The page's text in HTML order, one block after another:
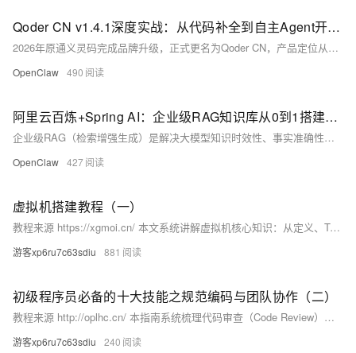
Qoder CN v1.4.1深度实战：从代码补全到自主Agent开发完整进阶指南
2026年原通义灵码完成品牌升级，正式更名为Qoder CN，产品定位从基础代码补全工具升级为全栈Agentic智能编程平台，当前稳定版本为v1.4.1。区别于传统对话式编码助手，Qoder CN构建三层分层能力体系，依托Quest自主任务、多文件Agent编辑、Repo项目知识库三大核心差异化功能，可独立完成需求拆解、方案设计、多文件编码、自测验证、文档沉淀全流程开发工作。本文结合大型Spring Boot遗留项目、微服务拆分、分库分表改造、单元测试覆盖四大企业真实场景，完整讲解安装部署、模型接入、规则配置、多模式使用、团队协作、MCP扩展全链路实操方案，同时横向对比Cursor、GitHu
OpenClaw 490
阿里云百炼+Spring AI：企业级RAG知识库从0到1搭建实战教程
企业级RAG（检索增强生成）是解决大模型知识时效性、事实准确性与数据安全问题的核心方案。阿里云百炼提供一站式知识库管理、文档解析、向量化与检索能力，Spring AI Alibaba则为Java生态提供标准化AI开发框架，二者结合可快速搭建安全可控、可扩展的企业私有知识库。以下从环境准备、百炼知识库创建、Spring AI集成、核心代码实现、问答服务部署与优化全流程，完成从0到1的实战落地。
OpenClaw 427
虚拟机搭建教程（一）
教程来源 https://xgmoi.cn/ 本文系统讲解虚拟机核心知识：从定义、Type-1/Type-2架构、CPU/内存/I/O虚拟化原理，到VMware、VirtualBox、Hyper-V、KVM等主流工具对比与选型，再到硬件虚拟化开启实操，助力开发者、学生和运维人员高效掌握虚拟化技能。
游客xp6ru7c63sdiu 881
初级程序员必备的十大技能之规范编码与团队协作（二）
教程来源 http://oplhc.cn/ 本指南系统梳理代码审查（Code Review）核心实践：涵盖PR规范、多维检查清单（功能/质量/性能/安全/测试/文档）、建设性评论技巧、健康协作心态，以及README、代码注释、CHANGELOG等文档编写标准，助力团队高效交付高质量、可维护、安全的代码。
游客xp6ru7c63sdiu 240